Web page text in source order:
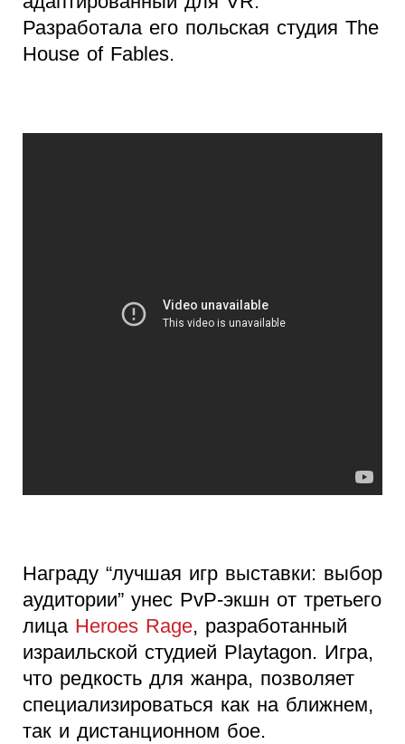
Разработала его польская студия The
House of Fables.
Награду “лучшая игр выставки: выбор
аудитории” унес PvP-экшн от третьего
лица Heroes Rage, разработанный
израильской студией Playtagon. Игра,
что редкость для жанра, позволяет
специализироваться как на ближнем,
так и дистанционном бое.